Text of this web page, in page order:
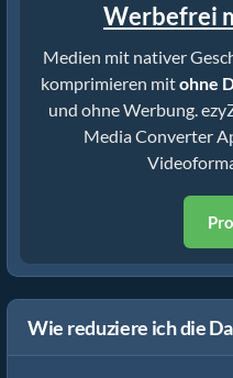
Werbefrei
Medien mit nativer
komprimieren mitohne
und ohne Werbung.
Media Converter
Wie reduziere ich die